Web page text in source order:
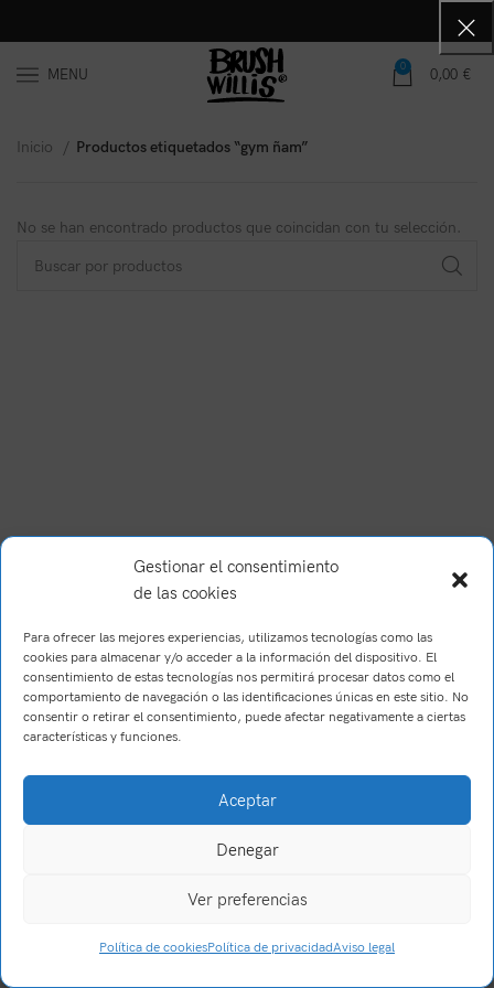
Gestionar el consentimiento
de las cookies
Para ofrecer las mejores experiencias, utilizamos tecnologías como las
cookies para almacenar y/o acceder a la información del dispositivo. El
consentimiento de estas tecnologías nos permitirá procesar datos como el
comportamiento de navegación o las identificaciones únicas en este sitio. No
consentir o retirar el consentimiento, puede afectar negativamente a ciertas
características y funciones.
Aceptar
Denegar
Ver preferencias
Política de cookiesPolítica de privacidadAviso legal
MENU 0 0,00 €
Inicio Productos etiquetados “gym ñam”
No se han encontrado productos que coincidan con tu selección.
0